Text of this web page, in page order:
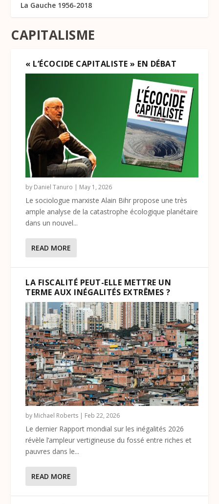
CAPITALISME
« L’ÉCOCIDE CAPITALISTE » EN DÉBAT
by Daniel Tanuro | May 1, 2026
Le sociologue marxiste Alain Bihr propose une très
ample analyse de la catastrophe écologique planétaire
dans un nouvel...
READ MORE
LA FISCALITÉ PEUT-ELLE METTRE UN
TERME AUX INÉGALITÉS EXTRÊMES ?
by Michael Roberts | Feb 22, 2026
Le dernier Rapport mondial sur les inégalités 2026
révèle l’ampleur vertigineuse du fossé entre riches et
pauvres dans le...
READ MORE
La Gauche 1956-2018